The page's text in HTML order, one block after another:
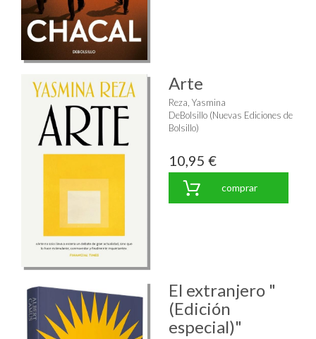
Arte
Reza, Yasmina
DeBolsillo (Nuevas Ediciones de
Bolsillo)
10,95 €
comprar
El extranjero "
(Edición
especial)"